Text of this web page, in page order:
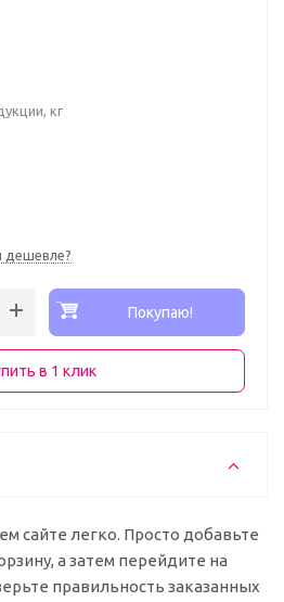
кг
дешевле?
Покупаю!
в 1 клик
сайте легко. Просто добавьте
а затем перейдите на
правильность заказанных